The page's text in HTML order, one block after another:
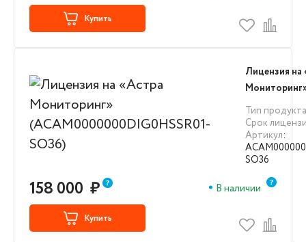
Купить
Лицензия на
SO36)
Тип продукта
Срок
Артикул:
SO36
158 000 ₽ В наличии
Купить